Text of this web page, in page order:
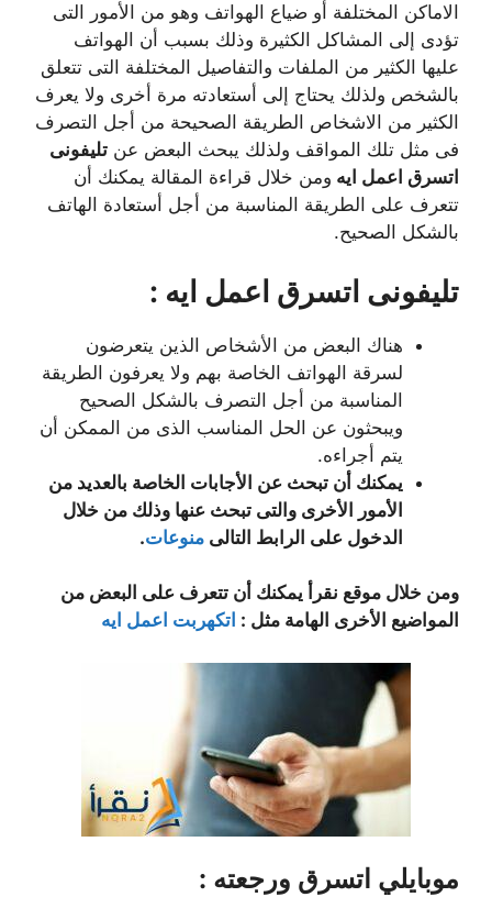
الاماكن المختلفة أو ضياع الهواتف وهو من الأمور التى
تؤدى إلى المشاكل الكثيرة وذلك بسبب أن الهواتف
عليها الكثير من الملفات والتفاصيل المختلفة التى تتعلق
بالشخص ولذلك يحتاج إلى أستعادته مرة أخرى ولا يعرف
الكثير من الاشخاص الطريقة الصحيحة من أجل التصرف
فى مثل تلك المواقف ولذلك يبحث البعض عن تليفونى
اتسرق اعمل ايه ومن خلال قراءة المقالة يمكنك أن
تتعرف على الطريقة المناسبة من أجل أستعادة الهاتف
بالشكل الصحيح.
تليفونى اتسرق اعمل ايه :
هناك البعض من الأشخاص الذين يتعرضون
لسرقة الهواتف الخاصة بهم ولا يعرفون الطريقة
المناسبة من أجل التصرف بالشكل الصحيح
ويبحثون عن الحل المناسب الذى من الممكن أن
يتم أجراءه.
يمكنك أن تبحث عن الأجابات الخاصة بالعديد من
الأمور الأخرى والتى تبحث عنها وذلك من خلال
الدخول على الرابط التالى منوعات.
ومن خلال موقع نقرأ يمكنك أن تتعرف على البعض من
المواضيع الأخرى الهامة مثل : اتكهربت اعمل ايه
موبايلي اتسرق ورجعته :